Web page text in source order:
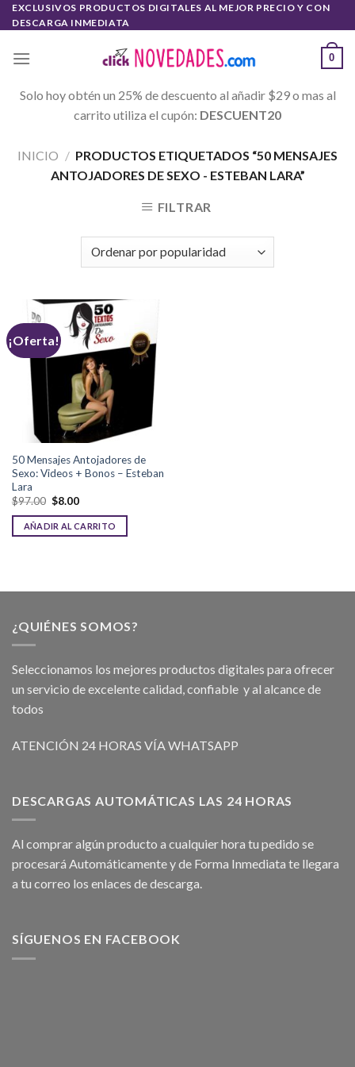
Skip
to
EXCLUSIVOS PRODUCTOS DIGITALES AL MEJOR PRECIO Y CON
DESCARGA INMEDIATA
0
Solo hoy obtén un 25% de descuento al añadir $29 o mas al
carrito utiliza el cupón: DESCUENT20
INICIO / PRODUCTOS ETIQUETADOS “50 MENSAJES
ANTOJADORES DE SEXO - ESTEBAN LARA”
FILTRAR
¡Oferta!
50 Mensajes Antojadores de
Sexo: Videos + Bonos – Esteban
Lara
$97.00 $8.00
AÑADIR AL CARRITO
¿QUIÉNES SOMOS?
Seleccionamos los mejores productos digitales para ofrecer
un servicio de excelente calidad, confiable y al alcance de
todos
ATENCIÓN 24 HORAS VÍA WHATSAPP
DESCARGAS AUTOMÁTICAS LAS 24 HORAS
Al comprar algún producto a cualquier hora tu pedido se
procesará Automáticamente y de Forma Inmediata te llegara
a tu correo los enlaces de descarga.
SÍGUENOS EN FACEBOOK